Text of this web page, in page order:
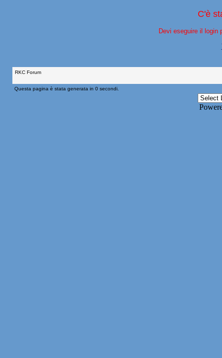
C'è
Devi eseguire il login
RKC Forum
Questa pagina è stata generata in 0 secondi.